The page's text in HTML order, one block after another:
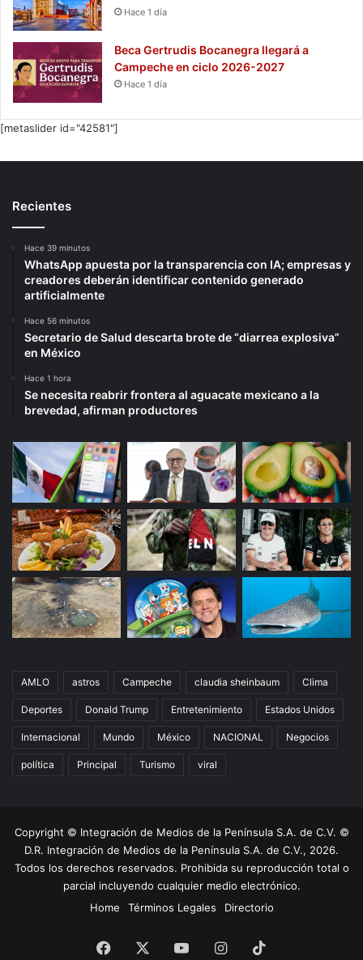
Hace 1 día
Beca Gertrudis Bocanegra llegará a
Campeche en ciclo 2026-2027
Hace 1 día
[metaslider id="42581"]
Recientes
Hace 39 minutos
WhatsApp apuesta por la transparencia con IA; empresas y
creadores deberán identificar contenido generado
artificialmente
Hace 56 minutos
Secretario de Salud descarta brote de “diarrea explosiva”
en México
Hace 1 hora
Se necesita reabrir frontera al aguacate mexicano a la
brevedad, afirman productores
AMLO astros Campeche claudia sheinbaum Clima
Deportes Donald Trump Entretenimiento Estados Unidos
Internacional Mundo México NACIONAL Negocios
política Principal Turismo viral
Copyright © Integración de Medios de la Península S.A. de C.V. ©
D.R. Integración de Medios de la Península S.A. de C.V., 2026.
Todos los derechos reservados. Prohibida su reproducción total o
parcial incluyendo cualquier medio electrónico.
Home
Términos Legales Directorio
Facebook YouTubeInstagram